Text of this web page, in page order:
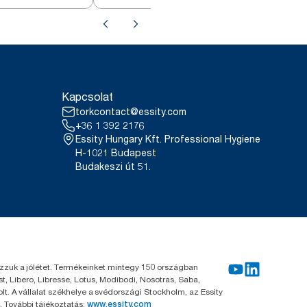
W4
Kapcsolat
torkcontact@essity.com
+36 1 392 2176
Essity Hungary Kft. Professional Hygiene
H-1021 Budapest
Budakeszi út 51.
a jólétet. Termékeinket mintegy 150 országban
Libero, Libresse, Lotus, Modibodi, Nosotras, Saba,
A vállalat székhelye a svédországi Stockholm, az Essity
tájékoztatás: www.essity.com